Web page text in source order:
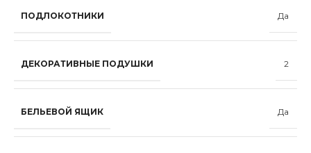
ПОДЛОКОТНИКИ Да
ДЕКОРАТИВНЫЕ ПОДУШКИ 2
БЕЛЬЕВОЙ ЯЩИК Да